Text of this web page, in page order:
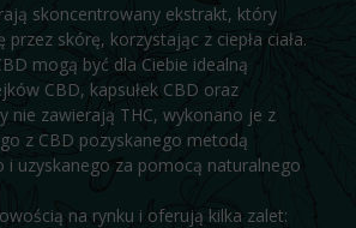
skoncentrowany ekstrakt, który
przez skórę, korzystając z ciepła ciała.
mogą być dla Ciebie idealną
CBD, kapsułek CBD oraz
nie zawierają THC, wykonano je z
z CBD pozyskanego metodą
i uzyskanego za pomocą naturalnego
na rynku i oferują kilka zalet: